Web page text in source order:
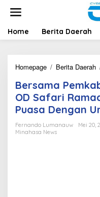
t
Home Berita Daerah
Homepage / Berita Daerah
Bersama
OD Safari
Puasa Dengan
Fernando Lumanauw
Mei 20,
Minahasa News